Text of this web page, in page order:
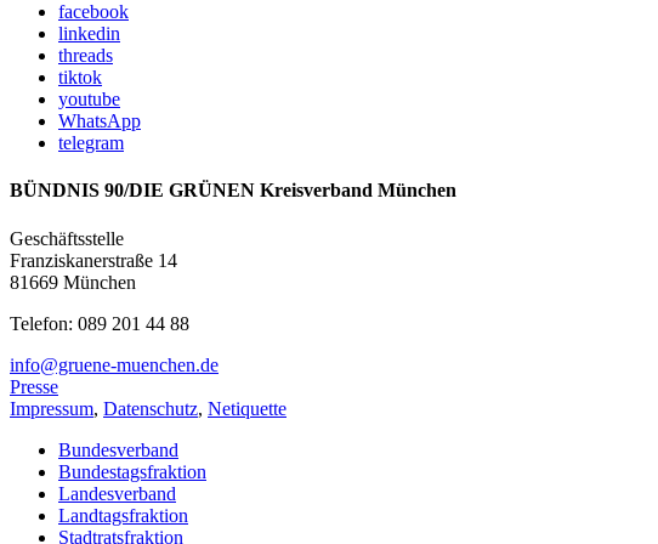
facebook
linkedin
threads
tiktok
youtube
WhatsApp
telegram
BÜNDNIS 90/DIE GRÜNEN Kreisverband München
Geschäftsstelle
Franziskanerstraße 14
81669 München
Telefon: 089 201 44 88
info@gruene-muenchen.de
Presse
Impressum, Datenschutz, Netiquette
Bundesverband
Bundestagsfraktion
Landesverband
Landtagsfraktion
Stadtratsfraktion